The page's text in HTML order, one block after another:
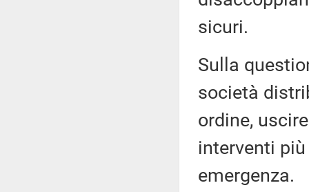
sicuri.
Sulla
società
ordine,
interventi
emergenza.